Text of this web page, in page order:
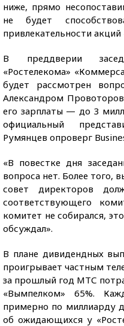
ниже, прямо
не будет
привлекательности акций
В преддверии
«Ростелекома»
будет рассмотрен
Александром
его зарплаты — до 3
официальный
Румянцев опроверг
«В повестке дня
вопроса нет. Более того,
совет директоров
соответствующего
комитет не собирался,
обсуждал».
В плане дивидендных
проигрывает частным
за прошлый год МТС
«Вымпелком» 65%.
примерно по миллиарду
об ожидающихся у